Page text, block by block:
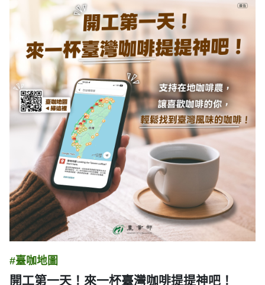
#臺咖地圖
開工第一天！來一杯臺灣咖啡提提神吧！